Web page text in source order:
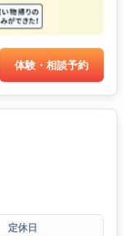
体験・相談予約
定休日